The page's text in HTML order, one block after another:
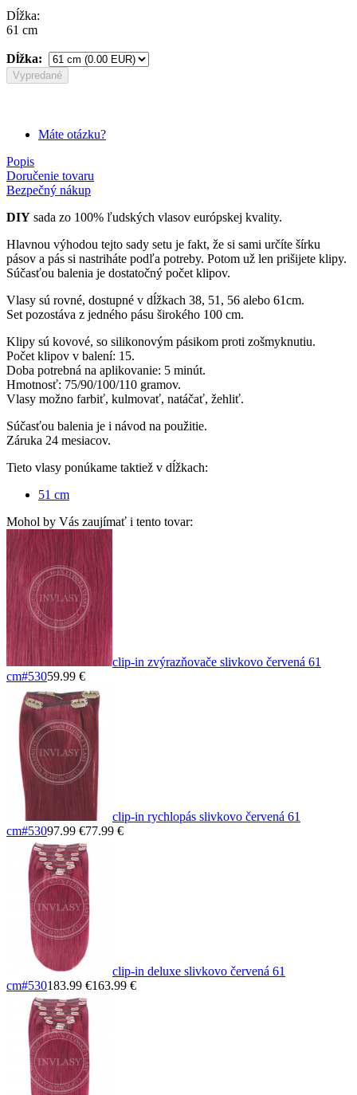
Dĺžka:
61 cm
Dĺžka:
Vypredané
Máte otázku?
Popis
Doručenie tovaru
Bezpečný nákup
DIY sada zo 100% ľudských vlasov európskej kvality.
Hlavnou výhodou tejto sady setu je fakt, že si sami určíte šírku
pásov a pás si nastriháte podľa potreby. Potom už len prišijete klipy.
Súčasťou balenia je dostatočný počet klipov.
Vlasy sú rovné, dostupné v dĺžkach 38, 51, 56 alebo 61cm.
Set pozostáva z jedného pásu širokého 100 cm.
Klipy sú kovové, so silikonovým pásikom proti zošmyknutiu.
Počet klipov v balení: 15.
Doba potrebná na aplikovanie: 5 minút.
Hmotnosť: 75/90/100/110 gramov.
Vlasy možno farbiť, kulmovať, natáčať, žehliť.
Súčasťou balenia je i návod na použitie.
Záruka 24 mesiacov.
Tieto vlasy ponúkame taktiež v dĺžkach:
51 cm
Mohol by Vás zaujímať i tento tovar:
clip-in zvýrazňovače slivkovo červená 61
cm#53059.99 €
clip-in rychlopás slivkovo červená 61
cm#53097.99 €77.99 €
clip-in deluxe slivkovo červená 61
cm#530183.99 €163.99 €